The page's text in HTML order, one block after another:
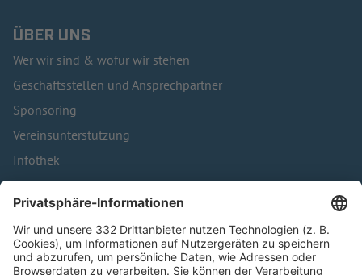
ÜBER UNS
Wer wir sind & wofür wir stehen
Geschäftsstellen und Ansprechpartner
Sponsoring
Vereinsunterstützung
Infothek
Kontakt
HÄUFIG BESUCHTE SEITEN
Pässe und Vereinswechsel